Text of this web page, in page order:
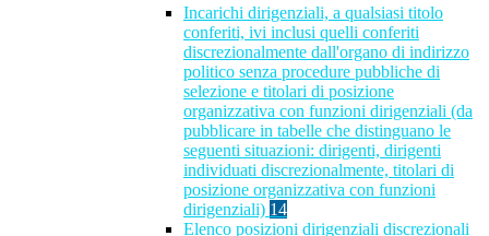
Incarichi dirigenziali, a qualsiasi titolo
conferiti, ivi inclusi quelli conferiti
discrezionalmente dall'organo di indirizzo
politico senza procedure pubbliche di
selezione e titolari di posizione
organizzativa con funzioni dirigenziali (da
pubblicare in tabelle che distinguano le
seguenti situazioni: dirigenti, dirigenti
individuati discrezionalmente, titolari di
posizione organizzativa con funzioni
dirigenziali) 14
Elenco posizioni dirigenziali discrezionali